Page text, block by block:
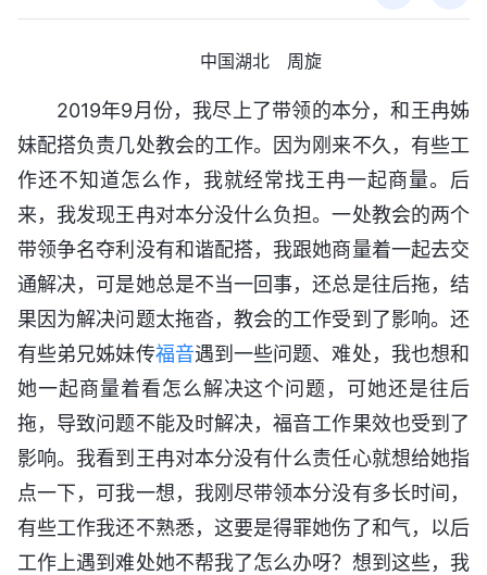
中国湖北 周旋
2019年9月份，我尽上了带领的本分，和王冉姊
妹配搭负责几处教会的工作。因为刚来不久，有些工
作还不知道怎么作，我就经常找王冉一起商量。后
来，我发现王冉对本分没什么负担。一处教会的两个
带领争名夺利没有和谐配搭，我跟她商量着一起去交
通解决，可是她总是不当一回事，还总是往后拖，结
果因为解决问题太拖沓，教会的工作受到了影响。还
有些弟兄姊妹传福音遇到一些问题、难处，我也想和
她一起商量着看怎么解决这个问题，可她还是往后
拖，导致问题不能及时解决，福音工作果效也受到了
影响。我看到王冉对本分没有什么责任心就想给她指
点一下，可我一想，我刚尽带领本分没有多长时间，
有些工作我还不熟悉，这要是得罪她伤了和气，以后
工作上遇到难处她不帮我了怎么办呀？想到这些，我